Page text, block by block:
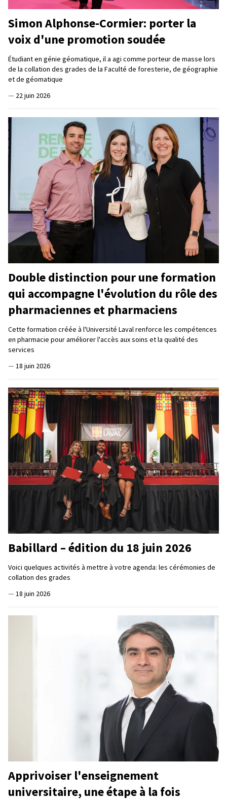
Simon Alphonse-Cormier: porter la
voix d'une promotion soudée
Étudiant en génie géomatique, il a agi comme porteur de masse lors
de la collation des grades de la Faculté de foresterie, de géographie
et de géomatique
— 22 juin 2026
Double distinction pour une formation
qui accompagne l'évolution du rôle des
pharmaciennes et pharmaciens
Cette formation créée à l'Université Laval renforce les compétences
en pharmacie pour améliorer l'accès aux soins et la qualité des
services
— 18 juin 2026
Babillard – édition du 18 juin 2026
Voici quelques activités à mettre à votre agenda: les cérémonies de
collation des grades
— 18 juin 2026
Apprivoiser l'enseignement
universitaire, une étape à la fois